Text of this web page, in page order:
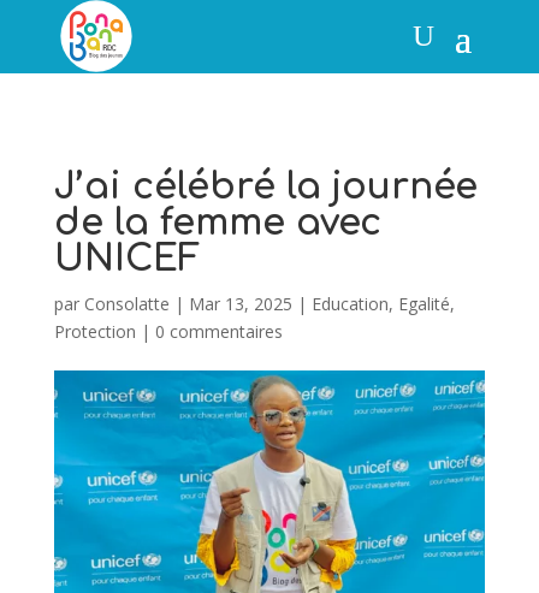
J’ai célébré la journée
de la femme avec
UNICEF
par Consolatte | Mar 13, 2025 | Education, Egalité,
Protection | 0 commentaires